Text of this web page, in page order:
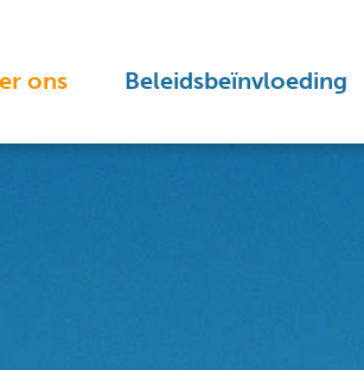
ons Beleidsbeïnvloeding